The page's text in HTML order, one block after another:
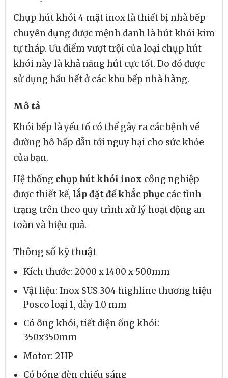
Chụp hút khói 4 mặt inox là thiết bị nhà bếp
chuyên dụng được mệnh danh là hút khói kim
tự tháp. Ưu điểm vượt trội của loại chụp hút
khói này là khả năng hút cực tốt. Do đó được
sử dụng hầu hết ở các khu bếp nhà hàng.
Mô tả
Khói bếp là yếu tố có thể gây ra các bệnh về
đường hô hấp dẫn tới nguy hại cho sức khỏe
của bạn.
Hệ thống chụp hút khói inox công nghiệp
được thiết kế, lắp đặt để khắc phục các tình
trạng trên theo quy trình xử lý hoạt động an
toàn và hiệu quả.
Thông số kỹ thuật
Kích thước: 2000 x 1400 x 500mm
Vật liệu: Inox SUS 304 highline thương hiệu
Posco loại 1, dày 1.0 mm
Có ông khói, tiết diện ống khói:
350x350mm
Motor: 2HP
Có bóng đèn chiếu sáng